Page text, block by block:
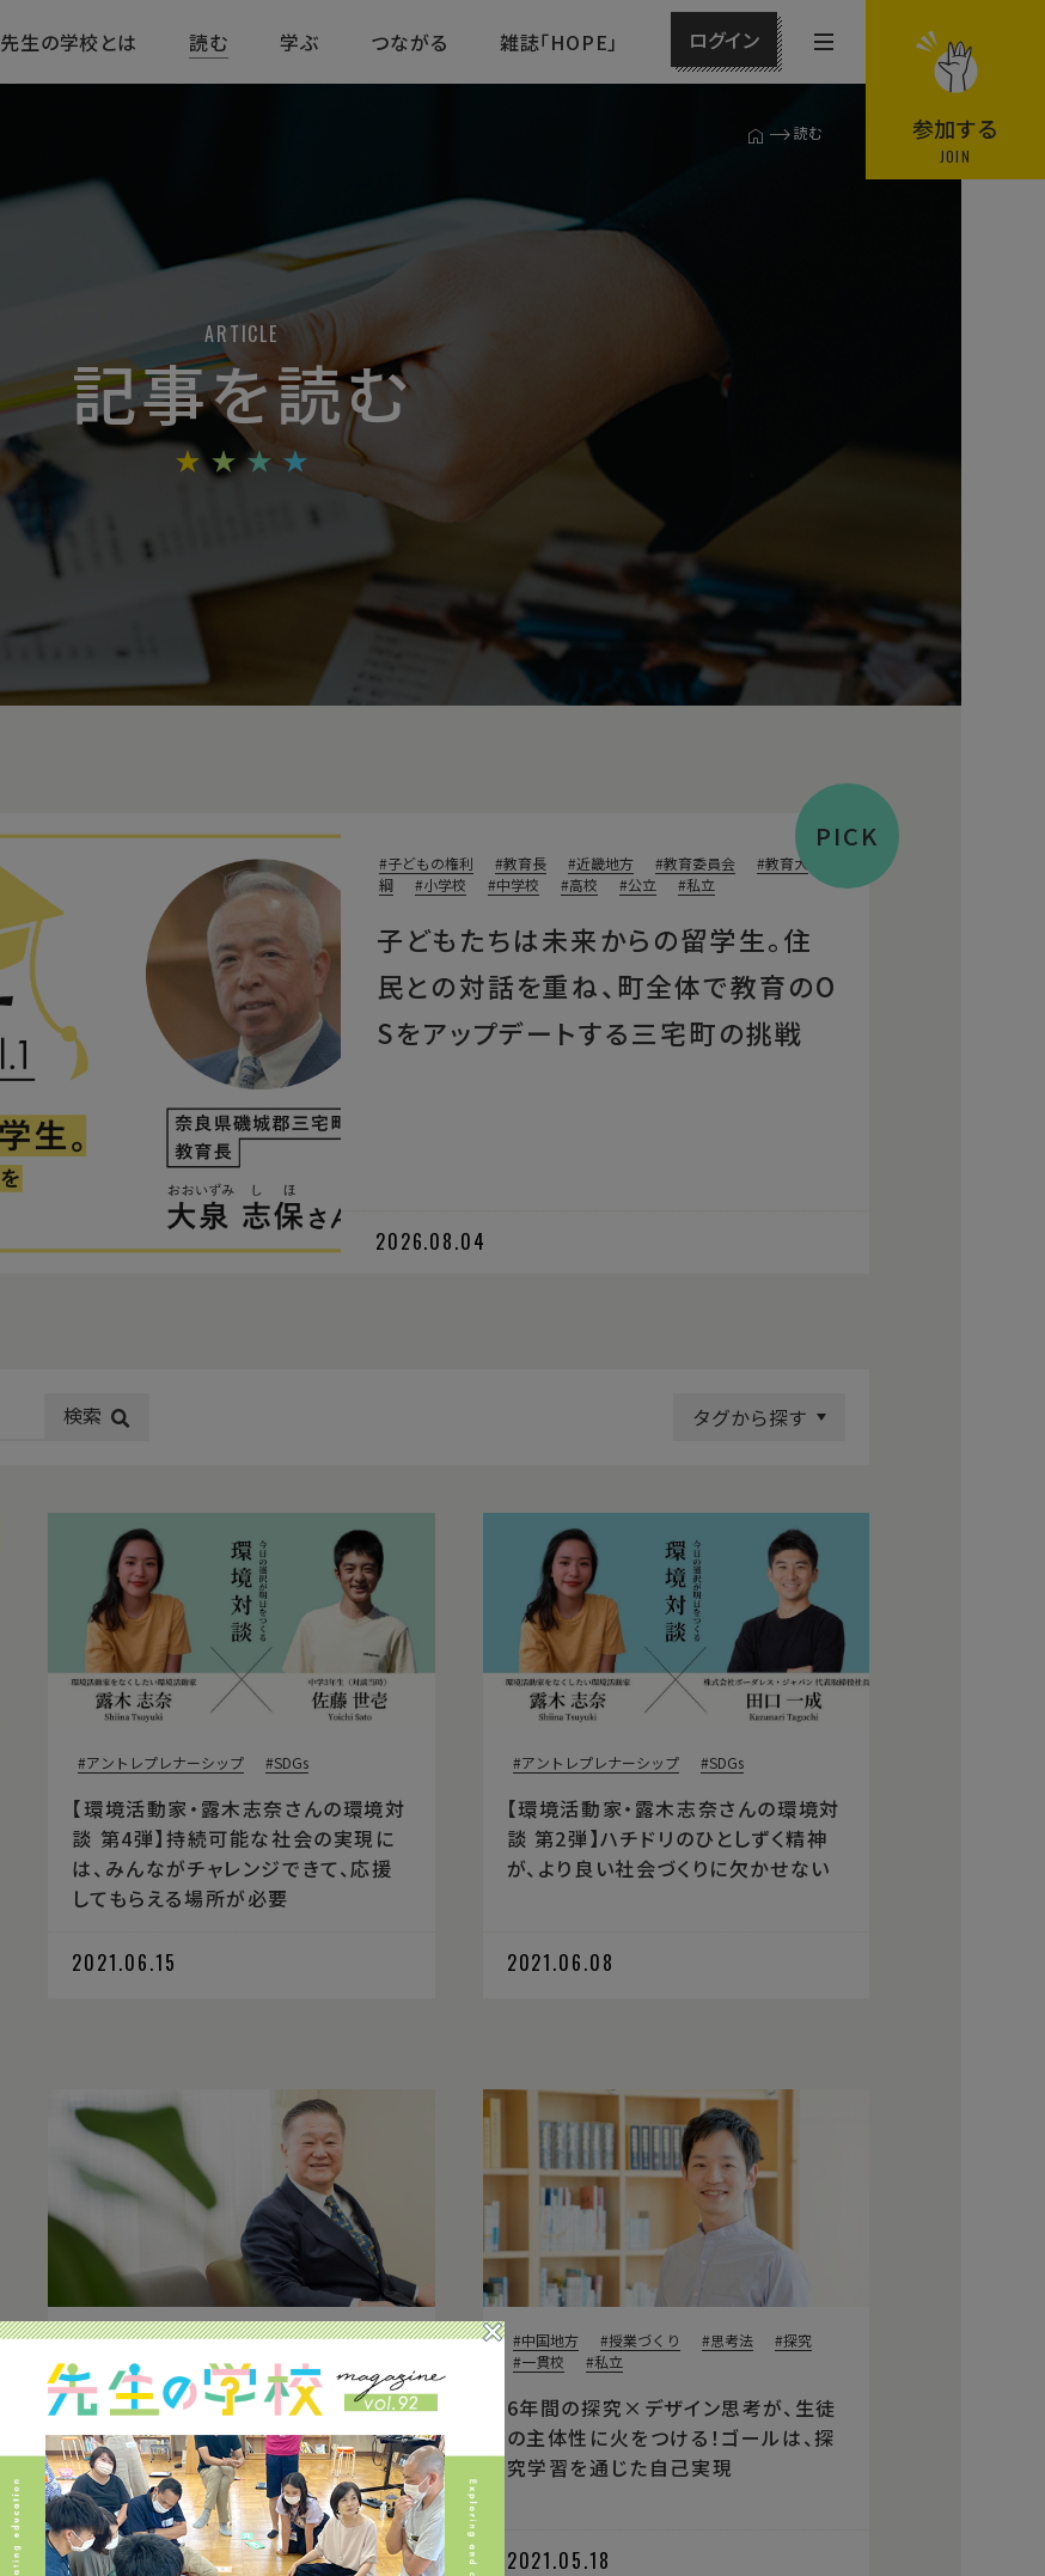
先生の学校とは 読む 学ぶ つながる 雑誌「HOPE」 ログイン
メ
ニ
ュ
参加する
JOIN
T
読む
ARTICLE
記事を読む
子どもの権利 教育長 近畿地方 教育委員会
教育大
綱
小学校 中学校 高校 公立 私立
子どもたちは未来からの留学生。住
民との対話を重ね、町全体で教育のO
Sをアップデートする三宅町の挑戦
2026.08.04
PICK
検索 タグから探す
アントレプレナーシップ SDGs
【環境活動家・露木志奈さんの環境対
談 第4弾】持続可能な社会の実現に
は、みんながチャレンジできて、応援
してもらえる場所が必要
2021.06.15
アントレプレナーシップ SDGs
【環境活動家・露木志奈さんの環境対
談 第2弾】ハチドリのひとしずく精神
が、より良い社会づくりに欠かせない
2021.06.08
関東甲信地方 授業づくり 探究
行
小学校 公立
「社会に開かれた教育課程」を実現！
小学生からのアントレプレナーシップ
教育
2021.05.25
中国地方 授業づくり 思考法
探究
一貫校
私立
6年間の探究×デザイン思考が、生徒
の主体性に火をつける！ゴールは、探
究学習を通じた自己実現
2021.05.18